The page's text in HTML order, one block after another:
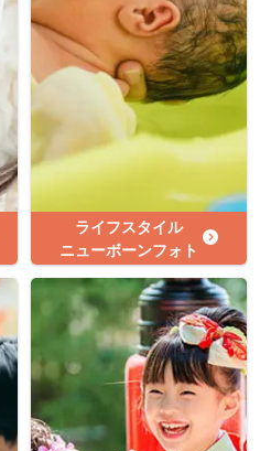
ライフスタイル
ニューボーンフォト